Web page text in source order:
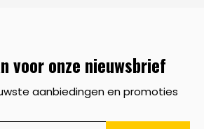
voor onze nieuwsbrief
aanbiedingen en promoties